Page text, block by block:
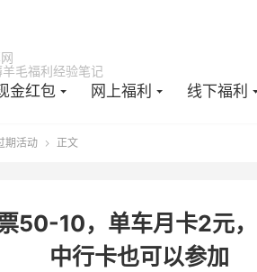
毛福利经验笔记
金红包 网上福利 线下福利
期活动  正文
50-10，单车月卡2元
中行卡也可以参加